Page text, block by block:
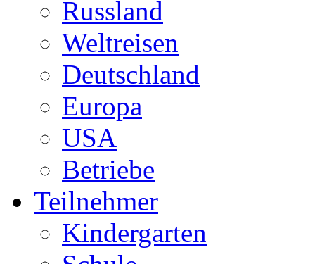
Russland
Weltreisen
Deutschland
Europa
USA
Betriebe
Teilnehmer
Kindergarten